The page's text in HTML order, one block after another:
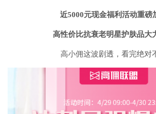
近5000元现金福利活动重磅
高性价比抗衰老明星护肤品大
高小佣这波剧透，看完绝对